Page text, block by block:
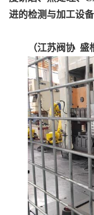
进的检测与加工设备
（江苏阀协 盛